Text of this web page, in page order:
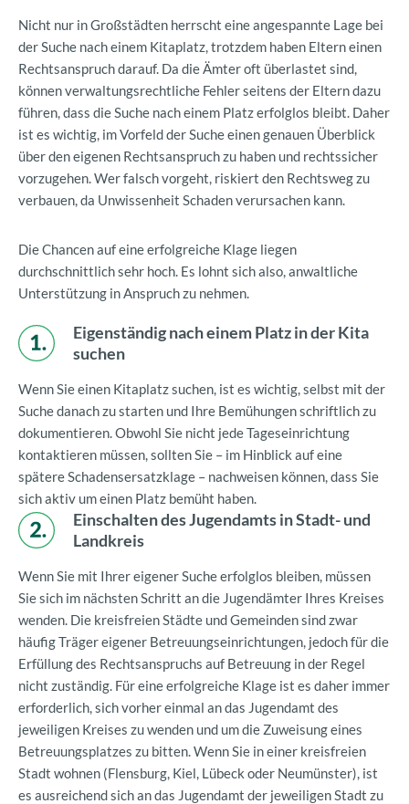
Nicht nur in Großstädten herrscht eine angespannte Lage bei
der Suche nach einem Kitaplatz, trotzdem haben Eltern einen
Rechtsanspruch darauf. Da die Ämter oft überlastet sind,
können verwaltungsrechtliche Fehler seitens der Eltern dazu
führen, dass die Suche nach einem Platz erfolglos bleibt. Daher
ist es wichtig, im Vorfeld der Suche einen genauen Überblick
über den eigenen Rechtsanspruch zu haben und rechtssicher
vorzugehen. Wer falsch vorgeht, riskiert den Rechtsweg zu
verbauen, da Unwissenheit Schaden verursachen kann.
Die Chancen auf eine erfolgreiche Klage liegen
durchschnittlich sehr hoch. Es lohnt sich also, anwaltliche
Unterstützung in Anspruch zu nehmen.
Eigenständig nach einem Platz in der Kita
suchen
Wenn Sie einen Kitaplatz suchen, ist es wichtig, selbst mit der
Suche danach zu starten und Ihre Bemühungen schriftlich zu
dokumentieren. Obwohl Sie nicht jede Tageseinrichtung
kontaktieren müssen, sollten Sie – im Hinblick auf eine
spätere Schadensersatzklage – nachweisen können, dass Sie
sich aktiv um einen Platz bemüht haben.
Einschalten des Jugendamts in Stadt- und
Landkreis
Wenn Sie mit Ihrer eigener Suche erfolglos bleiben, müssen
Sie sich im nächsten Schritt an die Jugendämter Ihres Kreises
wenden. Die kreisfreien Städte und Gemeinden sind zwar
häufig Träger eigener Betreuungseinrichtungen, jedoch für die
Erfüllung des Rechtsanspruchs auf Betreuung in der Regel
nicht zuständig. Für eine erfolgreiche Klage ist es daher immer
erforderlich, sich vorher einmal an das Jugendamt des
jeweiligen Kreises zu wenden und um die Zuweisung eines
Betreuungsplatzes zu bitten. Wenn Sie in einer kreisfreien
Stadt wohnen (Flensburg, Kiel, Lübeck oder Neumünster), ist
es ausreichend sich an das Jugendamt der jeweiligen Stadt zu